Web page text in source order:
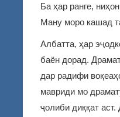
Ба ҳар ранге,
Ману моро кашад
Албатта, ҳар
баён дорад.
дар радифи
мавриди мо
ҷолиби диққат